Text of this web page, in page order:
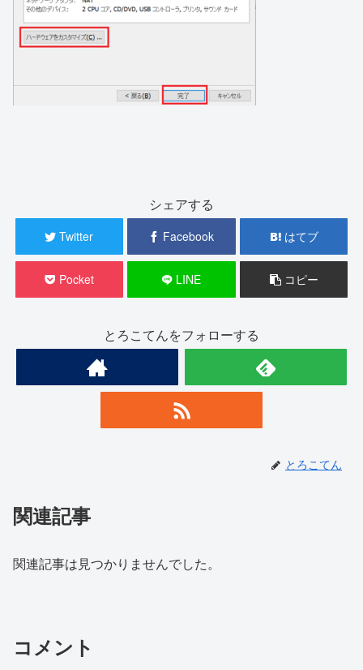
シェアする
Twitter Facebook はてブ
Pocket LINE コピー
とろこてんをフォローする
とろこてん
関連記事
関連記事は見つかりませんでした。
コメント